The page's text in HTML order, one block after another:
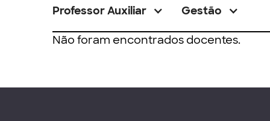
Professor Auxiliar Gestão
Não foram encontrados docentes.